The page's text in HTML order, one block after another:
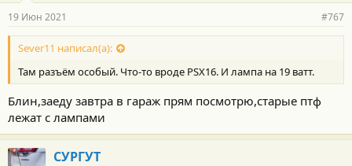
19 Июн 2021 #767
Sever11 написал(а):
Там разъём особый. Что-то вроде PSX16. И лампа на 19 ватт.
Блин,заеду завтра в гараж прям посмотрю,старые птф
лежат с лампами
СУРГУТ